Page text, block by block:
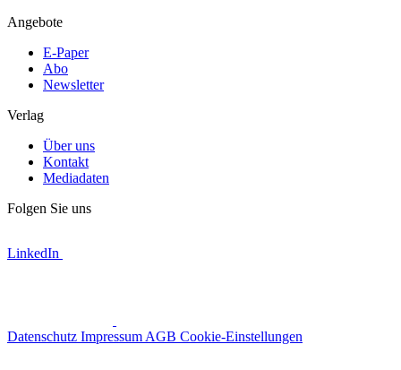
Angebote
E-Paper
Abo
Newsletter
Verlag
Über uns
Kontakt
Mediadaten
Folgen Sie uns
LinkedIn
Datenschutz Impressum AGB Cookie-Einstellungen